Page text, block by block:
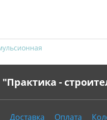
"Практика -
Доставка Оплата